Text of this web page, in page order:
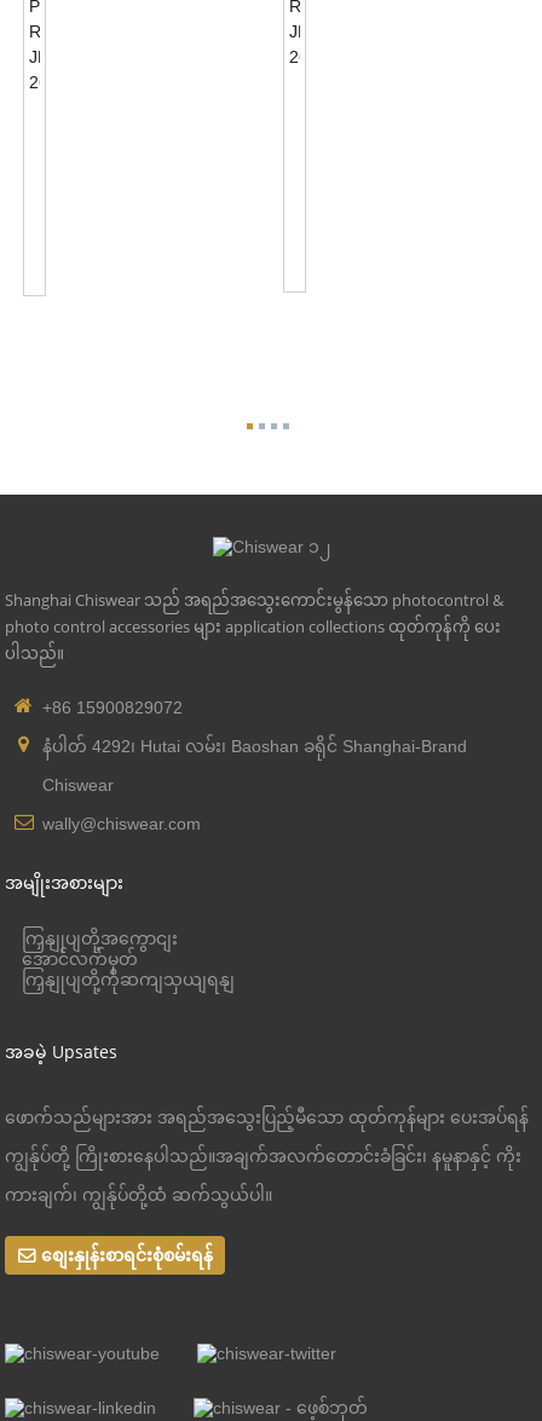
Shanghai Chiswear သည် အရည်အသွေးကောင်းမွန်သော photocontrol &
photo control accessories များ application collections ထုတ်ကုန်ကို ပေး
ပါသည်။
+86 15900829072
နံပါတ် 4292၊ Hutai လမ်း၊ Baoshan ခရိုင် Shanghai-Brand
Chiswear
wally@chiswear.com
အမျိုးအစားများ
ကြှနျုပျတို့အကွောငျး
အောင်လက်မှတ်
ကြှနျုပျတို့ကိုဆကျသှယျရနျ
အခမဲ့ Upsates
ဖောက်သည်များအား အရည်အသွေးပြည့်မီသော ထုတ်ကုန်များ ပေးအပ်ရန်
ကျွန်ုပ်တို့ ကြိုးစားနေပါသည်။အချက်အလက်တောင်းခံခြင်း၊ နမူနာနှင့် ကိုး
ကားချက်၊ ကျွန်ုပ်တို့ထံ ဆက်သွယ်ပါ။
စျေးနှုန်းစာရင်းစုံစမ်းရန်